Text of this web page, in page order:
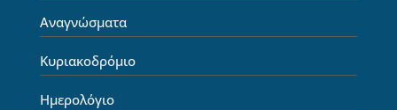
Αναγνώσματα
Κυριακοδρόμιο
Ημερολόγιο